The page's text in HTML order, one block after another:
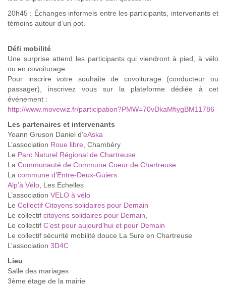
20h45 : Échanges informels entre les participants, intervenants et
témoins autour d’un pot.
Défi mobilité
Une surprise attend les participants qui viendront à pied, à vélo
ou en covoiturage.
Pour inscrire votre souhaite de covoiturage (conducteur ou
passager), inscrivez vous sur la plateforme dédiée à cet
événement :
http://www.movewiz.fr/participation?PMW=70vDkaMfiygBM11786
Les partenaires et intervenants
Yoann Gruson Daniel d’eAska
L’association Roue libre , Chambéry
Le Parc Naturel Régional de Chartreuse
La Communauté de Commune Coeur de Chartreuse
La commune d’Entre-Deux-Guiers
Alp’à Vélo , Les Echelles
L’association VELO à vélo
Le Collectif Citoyens solidaires pour Demain
Le collectif citoyens solidaires pour Demain
Le collectif C’est pour aujourd’hui et pour Demain
Le collectif sécurité mobilité douce La Sure en Chartreuse
L’association 3D4C
Lieu
Salle des mariages
3ème étage de la mairie